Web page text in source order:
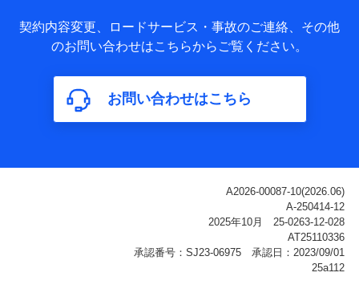
基本情報
氏名、電話番号、メールアドレス、お客さまの識別子、
属性、連絡先、dポイントサービスのご利用に関する情
構成、住所、dポイント残高、dポイント利用履歴などが
含まれます。
利用情報
ご契約状態・ご利用履歴インターネット利用時の行動に
関する情報、アプリケーション利用時の行動に関する情
報、購入されたサービスや商品の名称・購入場所・決済
に関する情報、アンケートの回答に関する情報などが含
契約内容変更、ロードサービス・事故のご連絡、その他
のお問い合わせはこちらからご覧ください。
お問い合わせはこちら